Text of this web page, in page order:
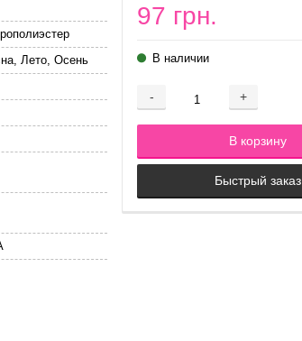
97 грн.
В наличии
- +
Добавляется...
В корзину
Добавлен
Быстрый заказ
Лето, Осень